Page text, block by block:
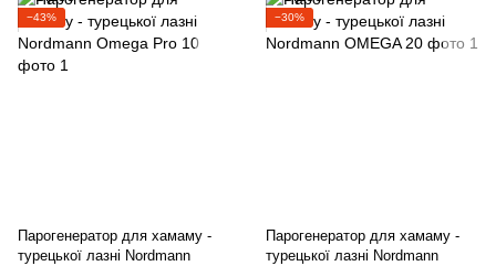
−43%
Парогенератор для хамаму -
турецької лазні Nordmann
−30%
Парогенератор для хамаму -
турецької лазні Nordmann